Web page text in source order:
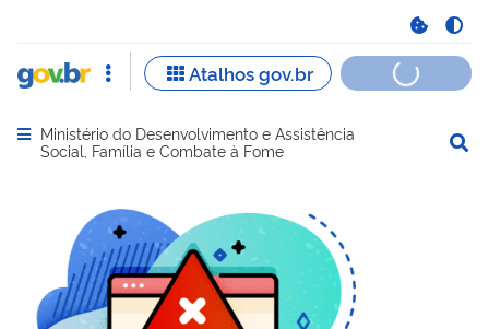
Abrir menu principal de navegação
Ministério do Desenvolvimento e Assistência
Social, Família e Combate à Fome